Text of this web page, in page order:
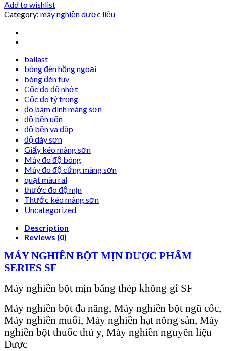
Add to wishlist
Category: máy nghiền dược liệu
ballast
bóng đèn hồng ngoại
bóng đèn tuv
Cốc đo độ nhớt
Cốc đo tỷ trọng
đo bám dính màng sơn
độ bền uốn
độ bền va đập
độ dày sơn
Giấy kéo màng sơn
Máy đo độ bóng
Máy đo độ cứng màng sơn
quạt màu ral
thước đo độ mịn
Thước kéo màng sơn
Uncategorized
Description
Reviews (0)
MÁY NGHIỀN BỘT MỊN DƯỢC PHẨM
SERIES SF
Máy nghiền bột mịn bằng thép không gỉ SF
Máy nghiền bột đa năng, Máy nghiền bột ngũ cốc,
Máy nghiền muối, Máy nghiền hạt nông sản, Máy
nghiền bột thuốc thú y, Mày nghiền nguyên liệu
Dược